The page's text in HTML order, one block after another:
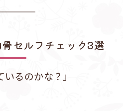
セルフチェック3選
いるのかな？」